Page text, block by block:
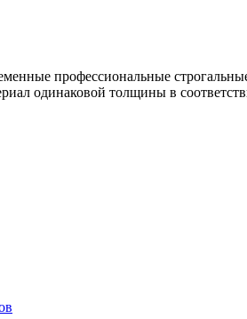
профессиональные
одинаковой толщины в